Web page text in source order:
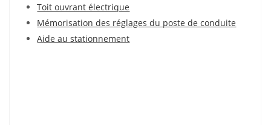
Toit ouvrant électrique
Mémorisation des réglages du poste de conduite
Aide au stationnement